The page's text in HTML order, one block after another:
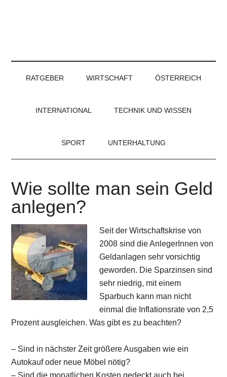
RATGEBER WIRTSCHAFT ÖSTERREICH
INTERNATIONAL TECHNIK UND WISSEN
SPORT UNTERHALTUNG
Wie sollte man sein Geld
anlegen?
Seit der Wirtschaftskrise von
2008 sind die AnlegerInnen von
Geldanlagen sehr vorsichtig
geworden. Die Sparzinsen sind
sehr niedrig, mit einem
Sparbuch kann man nicht
einmal die Inflationsrate von 2,5
Prozent ausgleichen. Was gibt es zu beachten?
– Sind in nächster Zeit größere Ausgaben wie ein
Autokauf oder neue Möbel nötig?
– Sind die monatlichen Kosten gedeckt auch bei